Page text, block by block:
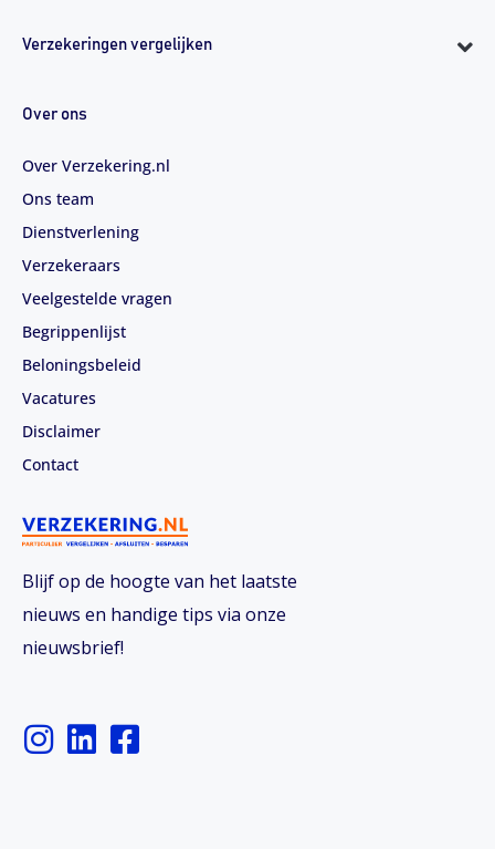
Blijf op de hoogte van het laatste
nieuws en handige tips via onze
nieuwsbrief!
I
n
L
i
F
a
Verzekeringen vergelijken
Over ons
Over Verzekering.nl
Ons team
Dienstverlening
Verzekeraars
Veelgestelde vragen
Begrippenlijst
Beloningsbeleid
Vacatures
Disclaimer
Contact